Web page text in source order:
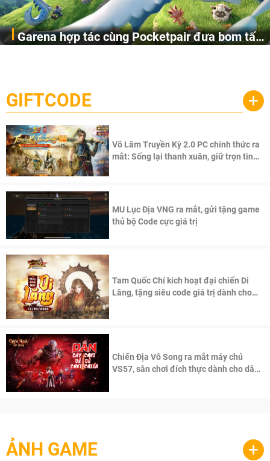
Garena hợp tác cùng Pocketpair đưa bom tấn
cầu, theo giấy phép chính thức từ công ty game Nhật Bản
Pocketpair, Inc.
GIFTCODE +
Võ Lâm Truyền Kỳ 2.0 PC chính thức ra
mắt: Sống lại thanh xuân, giữ trọn tinh
MU Lục Địa VNG ra mắt, gửi tặng game
thủ bộ Code cực giá trị
Tam Quốc Chí kích hoạt đại chiến Di
Lăng, tặng siêu code giá trị dành cho
Chiến Địa Vô Song ra mắt máy chủ
VS57, sân chơi đích thực dành cho dân
ẢNH GAME +